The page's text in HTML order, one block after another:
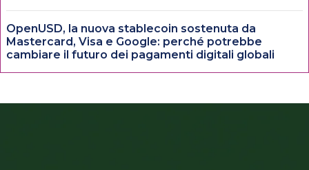
OpenUSD, la nuova stablecoin sostenuta da
Mastercard, Visa e Google: perché potrebbe
cambiare il futuro dei pagamenti digitali globali